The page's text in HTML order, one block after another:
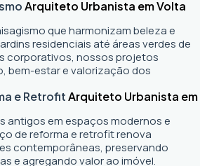
Arquiteto Urbanista em Volta
que harmonizam beleza e
residenciais até áreas verdes de
corporativos, nossos projetos
bem-estar e valorização dos
e RetrofitArquiteto Urbanista em
antigos em espaços modernos e
de reforma e retrofit renova
contemporâneas, preservando
e agregando valor ao imóvel.